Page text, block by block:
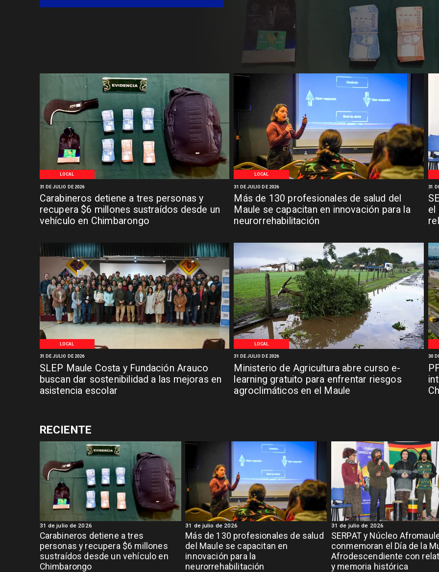
LOCAL
Carabineros detiene a tres personas y
recupera $6 millones sustraídos desde un
vehículo en Chimbarongo
31 DE JULIO DE 2026
LOCAL
Más de 130 profesionales de salud del
Maule se capacitan en innovación para la
neurorrehabilitación
31 DE JULIO DE 2026
el
31
LOCAL
SLEP Maule Costa y Fundación Arauco
buscan dar sostenibilidad a las mejoras en
asistencia escolar
31 DE JULIO DE 2026
LOCAL
Ministerio de Agricultura abre curso e-
learning gratuito para enfrentar riesgos
agroclimáticos en el Maule
31 DE JULIO DE 2026 30
RECIENTE
Carabineros detiene a tres
personas y recupera $6 millones
sustraídos desde un vehículo en
Chimbarongo
31 de julio de 2026
Más de 130 profesionales de salud
del Maule se capacitan en
innovación para la
neurorrehabilitación
31 de julio de 2026
SERPAT y Núcleo
conmemoran el Día de la
Afrodescendiente con
y memoria histórica
31 de julio de 2026